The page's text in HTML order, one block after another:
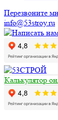
Перезвоните
info@53stroy.ru
Калькулятор